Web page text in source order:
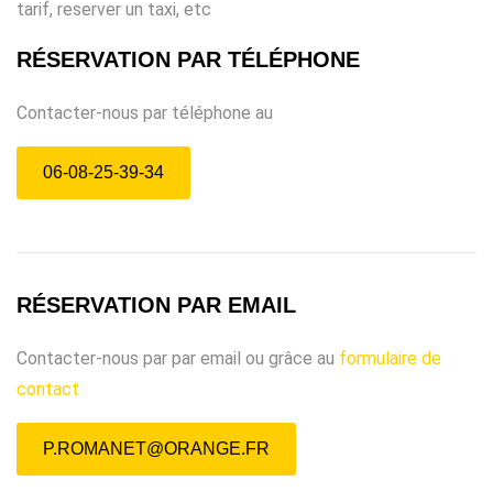
tarif, reserver un taxi, etc
RÉSERVATION PAR TÉLÉPHONE
Contacter-nous par téléphone au
06-08-25-39-34
RÉSERVATION PAR EMAIL
Contacter-nous par par email ou grâce au formulaire de
contact
P.ROMANET@ORANGE.FR